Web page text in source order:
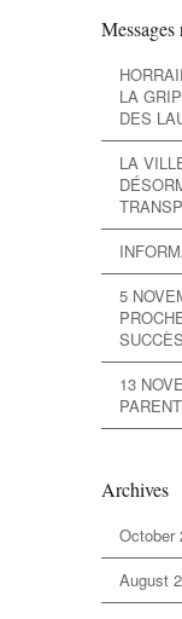
Messages
LA
DES
LA
5
SUCCÈS
13
Archives
October
August